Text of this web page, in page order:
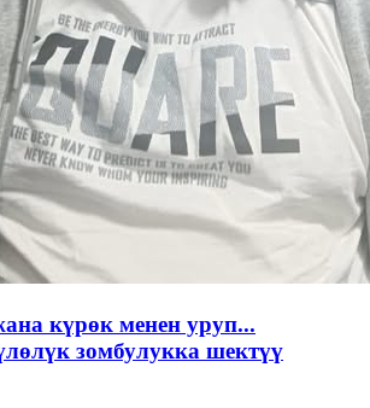
күрөк менен уруп...
зомбулукка шектүү